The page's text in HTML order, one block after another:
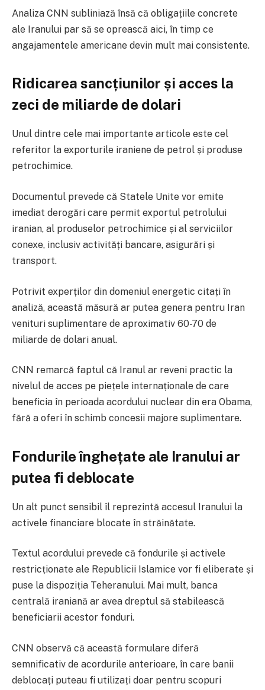
Analiza CNN subliniază însă că obligațiile concrete
ale Iranului par să se oprească aici, în timp ce
angajamentele americane devin mult mai consistente.
Ridicarea sancțiunilor și acces la
zeci de miliarde de dolari
Unul dintre cele mai importante articole este cel
referitor la exporturile iraniene de petrol și produse
petrochimice.
Documentul prevede că Statele Unite vor emite
imediat derogări care permit exportul petrolului
iranian, al produselor petrochimice și al serviciilor
conexe, inclusiv activități bancare, asigurări și
transport.
Potrivit experților din domeniul energetic citați în
analiză, această măsură ar putea genera pentru Iran
venituri suplimentare de aproximativ 60-70 de
miliarde de dolari anual.
CNN remarcă faptul că Iranul ar reveni practic la
nivelul de acces pe piețele internaționale de care
beneficia în perioada acordului nuclear din era Obama,
fără a oferi în schimb concesii majore suplimentare.
Fondurile înghețate ale Iranului ar
putea fi deblocate
Un alt punct sensibil îl reprezintă accesul Iranului la
activele financiare blocate în străinătate.
Textul acordului prevede că fondurile și activele
restricționate ale Republicii Islamice vor fi eliberate și
puse la dispoziția Teheranului. Mai mult, banca
centrală iraniană ar avea dreptul să stabilească
beneficiarii acestor fonduri.
CNN observă că această formulare diferă
semnificativ de acordurile anterioare, în care banii
deblocați puteau fi utilizați doar pentru scopuri